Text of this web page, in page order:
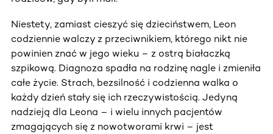
Niestety, zamiast cieszyć się dzieciństwem, Leon
codziennie walczy z przeciwnikiem, którego nikt nie
powinien znać w jego wieku – z ostrą białaczką
szpikową. Diagnoza spadła na rodzinę nagle i zmieniła
całe życie. Strach, bezsilność i codzienna walka o
każdy dzień stały się ich rzeczywistością. Jedyną
nadzieją dla Leona – i wielu innych pacjentów
zmagających się z nowotworami krwi – jest